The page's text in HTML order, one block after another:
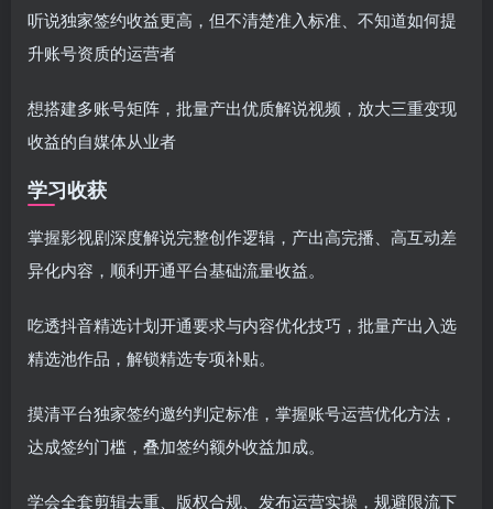
听说独家签约收益更高，但不清楚准入标准、不知道如何提
升账号资质的运营者
想搭建多账号矩阵，批量产出优质解说视频，放大三重变现
收益的自媒体从业者
学习收获
掌握影视剧深度解说完整创作逻辑，产出高完播、高互动差
异化内容，顺利开通平台基础流量收益。
吃透抖音精选计划开通要求与内容优化技巧，批量产出入选
精选池作品，解锁精选专项补贴。
摸清平台独家签约邀约判定标准，掌握账号运营优化方法，
达成签约门槛，叠加签约额外收益加成。
学会全套剪辑去重、版权合规、发布运营实操，规避限流下